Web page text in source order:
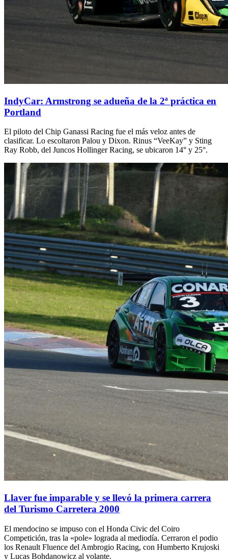
IndyCar: Armstrong se adueña de la 2ª práctica en
Portland
El piloto del Chip Ganassi Racing fue el más veloz antes de
clasificar. Lo escoltaron Palou y Dixon. Rinus “VeeKay” y Sting
Ray Robb, del Juncos Hollinger Racing, se ubicaron 14° y 25°.
Llaver fue imparable y se llevó la primera carrera
del Turismo Carretera 2000
El mendocino se impuso con el Honda Civic del Coiro
Competición, tras la «pole» lograda al mediodía. Cerraron el podio
los Renault Fluence del Ambrogio Racing, con Humberto Krujoski
y Lucas Bohdanowicz al volante.